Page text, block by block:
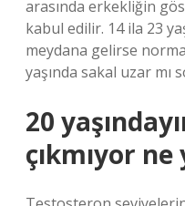
arasında erkekliğin
kabul edilir. 14 ila 23
meydana gelirse
yaşında sakal uzar mı
20
çıkmıyor